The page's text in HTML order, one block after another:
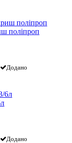
поліпроп
Додано
Додано